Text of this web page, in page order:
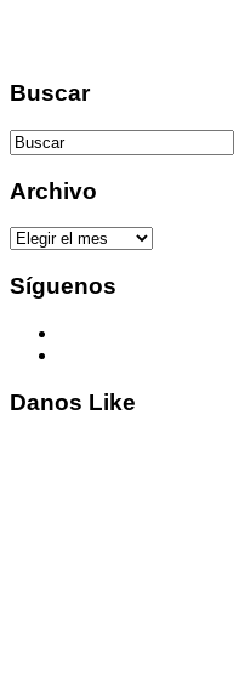
Buscar
Archivo
Archivo
Síguenos
Danos Like